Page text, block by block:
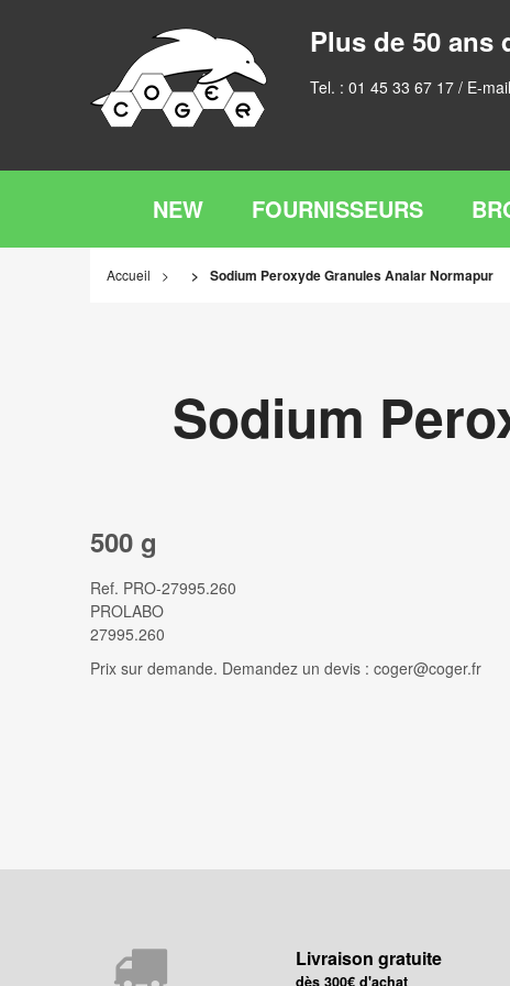
Plus de 50 ans
Tel. : 01 45 33 67 17 / E-
NEW FOURNISSEURS
Accueil Sodium Peroxyde Granules Analar Normapur
Sodium
500 g
Ref. PRO-27995.260
PROLABO
27995.260
Prix sur demande. Demandez un devis : coger@coger.fr
Livraison gratuite
dès 300€ d'achat